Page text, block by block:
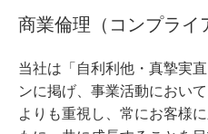
商業倫理（コンプライ
当社は「自利利他・真摯実
ンに掲げ、事業活動におい
よりも重視し、常にお客様